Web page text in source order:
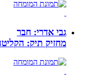
גבי אדרי: חבר
מחזיק תיק: